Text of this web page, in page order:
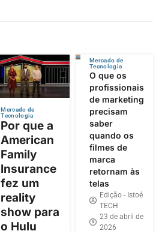
Mercado de
Tecnologia
Por que a
American
Family
Insurance
fez um
reality
show para
o Hulu
Mercado de
Tecnologia
O que os
profissionais
de marketing
precisam
saber
quando os
filmes de
marca
retornam às
telas
Edição - Istoé
TECH
23 de abril de
2026